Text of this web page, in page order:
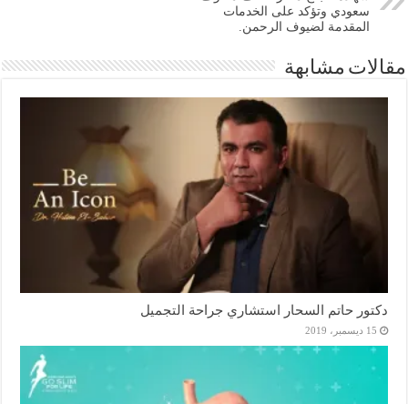
سعودي وتؤكد على الخدمات
المقدمة لضيوف الرحمن.
مقالات مشابهة
دكتور حاتم السحار استشاري جراحة التجميل
15 ديسمبر، 2019